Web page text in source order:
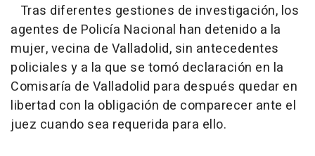
Tras diferentes gestiones de investigación, los
agentes de Policía Nacional han detenido a la
mujer, vecina de Valladolid, sin antecedentes
policiales y a la que se tomó declaración en la
Comisaría de Valladolid para después quedar en
libertad con la obligación de comparecer ante el
juez cuando sea requerida para ello.